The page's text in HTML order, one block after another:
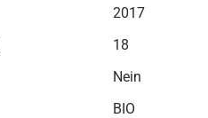
2017
18
Nein
BIO